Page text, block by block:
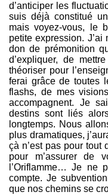
d’anticiper les
suis déjà constitué
mais voyez-vous, le
petite expression.
don de prémonition
d’expliquer, de
théoriser pour
ferai grâce de toutes
flashs, de mes
accompagnent. Je
destins sont liés
longtemps. Nous
plus dramatiques,
çà n’est pas pour tout
pour m’assurer de
l’Oriflamme… Je ne
compte. Je
que nos chemins se